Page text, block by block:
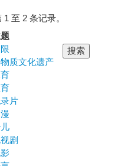
至 2 条记录。
质文化遗产
片
剧